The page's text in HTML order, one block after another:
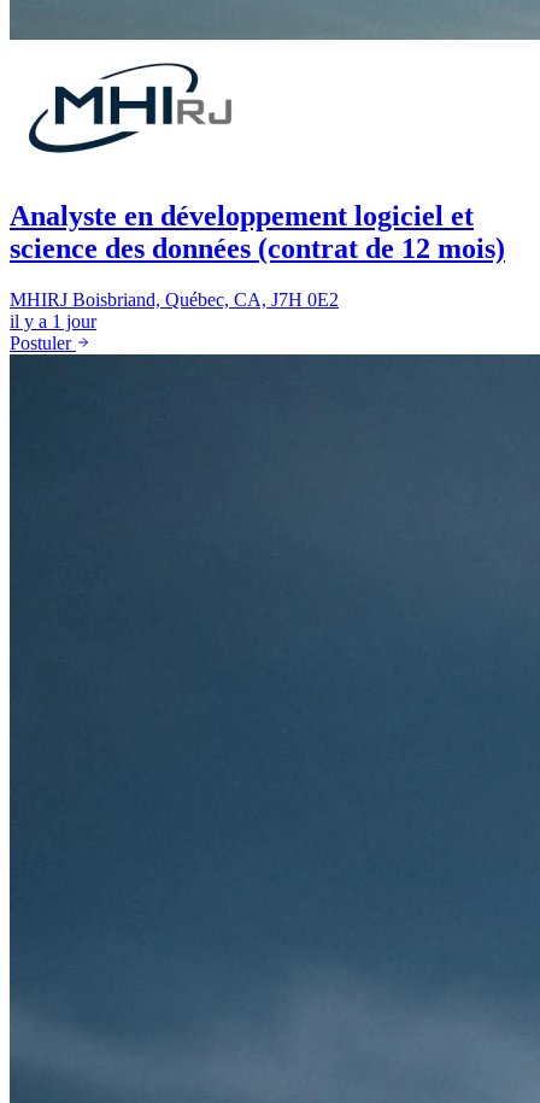
Analyste en développement logiciel et
science des données (contrat de 12 mois)
MHIRJ Boisbriand, Québec, CA, J7H 0E2
il y a 1 jour
Postuler